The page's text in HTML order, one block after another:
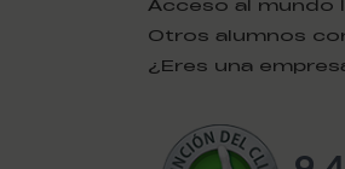
Acceso al mundo
Otros alumnos
¿Eres una